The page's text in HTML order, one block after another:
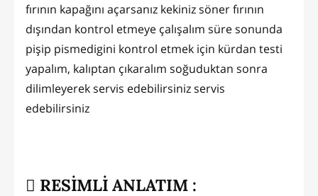
fırının kapağını açarsanız kekiniz söner fırının
dışından kontrol etmeye çalışalım süre sonunda
pişip pismedigini kontrol etmek için kürdan testi
yapalım, kalıptan çıkaralım soğuduktan sonra
dilimleyerek servis edebilirsiniz servis
edebilirsiniz
RESİMLİ ANLATIM :